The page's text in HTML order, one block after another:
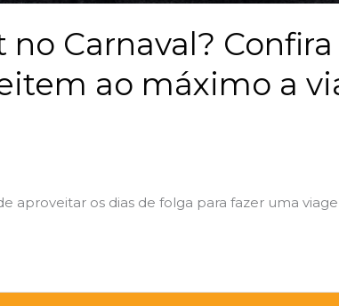
Carnaval?
ao máximo a
aproveitar os dias de folga para fazer uma